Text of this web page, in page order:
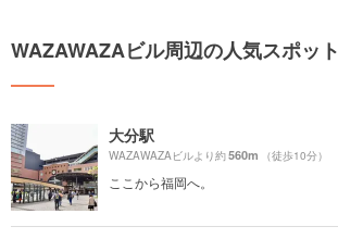
WAZAWAZAビル周辺の人気スポット
大分駅
WAZAWAZAビルより約560m （徒歩10分）
ここから福岡へ。